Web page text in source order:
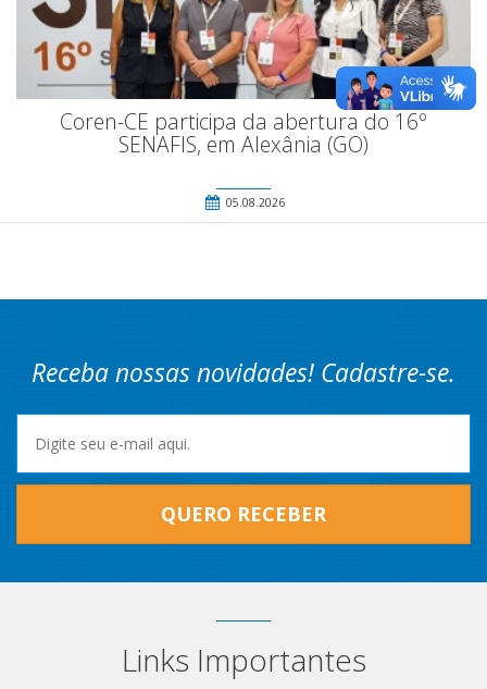
Coren-CE participa da abertura do 16º
SENAFIS, em Alexânia (GO)
05.08.2026
Receba nossas novidades! Cadastre-se.
QUERO RECEBER
Links Importantes